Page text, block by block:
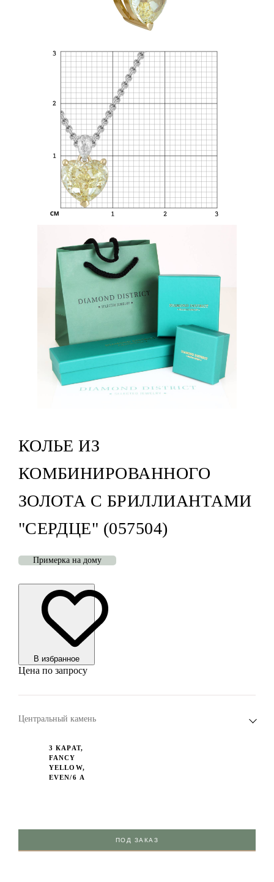
КОЛЬЕ ИЗ
КОМБИНИРОВАННОГО
ЗОЛОТА С БРИЛЛИАНТАМИ
"СЕРДЦЕ" (057504)
Примерка на дому
В избранноe
Цена по запросу
Центральный камень
3 КАРАТ,
FANCY
YELLOW,
EVEN/6 А
ПОД ЗАКАЗ